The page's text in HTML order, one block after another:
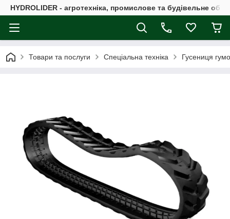
HYDROLIDER - агротехніка, промислове та будівельне
Товари та послуги Спеціальна техніка Гусениця